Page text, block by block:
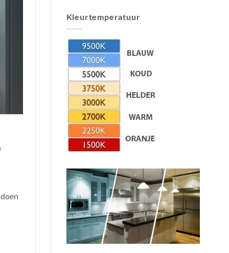
Kleurtemperatuur